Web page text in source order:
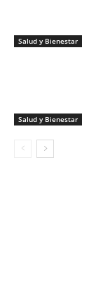
Salud y Bienestar
Salud y Bienestar